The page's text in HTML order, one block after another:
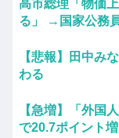
高市総理「物価
る」 →国家公務
【悲報】田中み
わる
【急増】「外国
で20.7ポイント